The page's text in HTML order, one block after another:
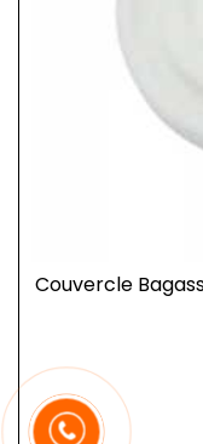
Couvercle